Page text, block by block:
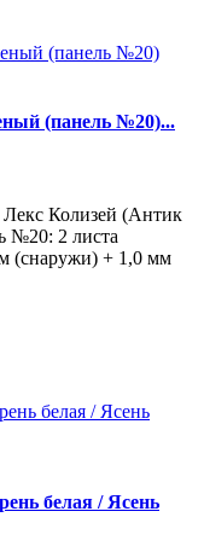
(панель №20)...
Лекс Колизей (Антик
№20: 2 листа
(снаружи) + 1,0 мм
белая / Ясень